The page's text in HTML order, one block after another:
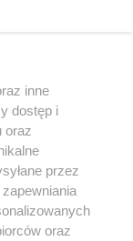
inne
dostęp i
oraz
przez
oraz